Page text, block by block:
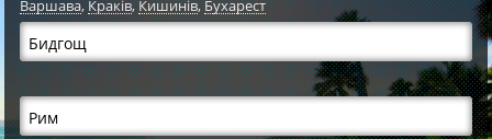
Варшава, Краків,Кишинів,Бухарест